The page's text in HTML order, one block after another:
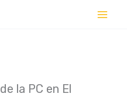
la PC en El